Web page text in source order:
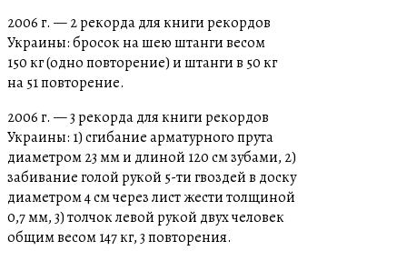
2006 г. — 2 рекорда для книги рекордов
Украины: бросок на шею штанги весом
150 кг (одно повторение) и штанги в 50 кг
на 51 повторение.
2006 г. — 3 рекорда для книги рекордов
Украины: 1) сгибание арматурного прута
диаметром 23 мм и длиной 120 см зубами, 2)
забивание голой рукой 5-ти гвоздей в доску
диаметром 4 см через лист жести толщиной
0,7 мм, 3) толчок левой рукой двух человек
общим весом 147 кг, 3 повторения.